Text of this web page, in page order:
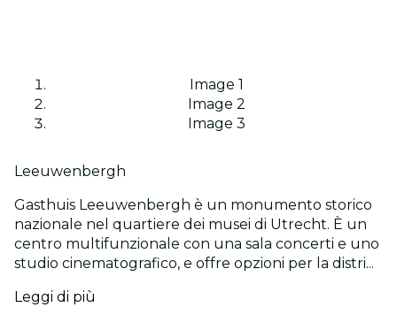
Image 1
Image 2
Image 3
Leeuwenbergh
Gasthuis Leeuwenbergh è un monumento storico
nazionale nel quartiere dei musei di Utrecht. È un
centro multifunzionale con una sala concerti e uno
studio cinematografico, e offre opzioni per la distri...
Leggi di più